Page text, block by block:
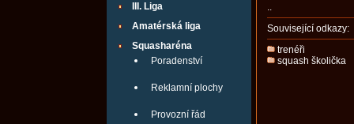
III. Liga
Amatérská liga
Squasharéna
Poradenství
Reklamní plochy
Provozní řád
..
Související odkazy:
trenéři
squash školička